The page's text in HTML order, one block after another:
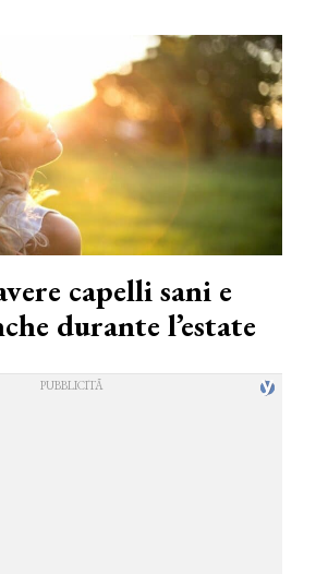
capelli sani e
durante l’estate